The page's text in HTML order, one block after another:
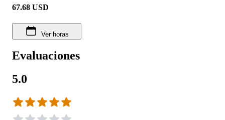
67.68 USD
Ver horas
Evaluaciones
5.0